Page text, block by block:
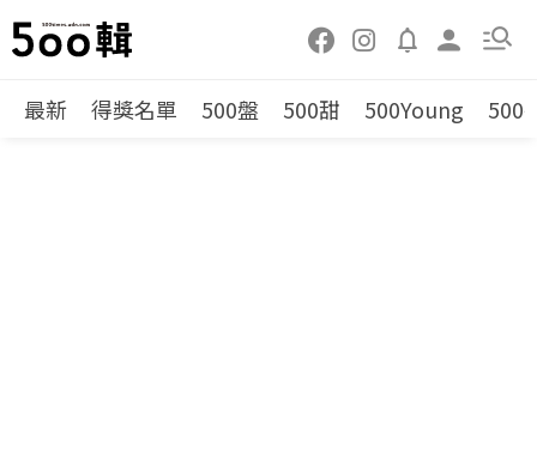
最新 得獎名單 500盤 500甜 500Young 500